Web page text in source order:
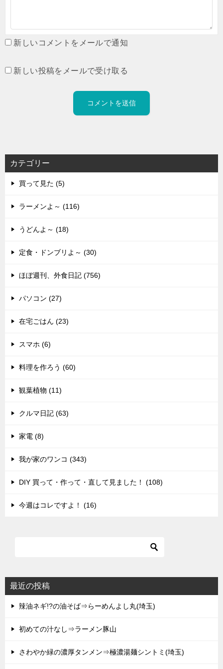
新しいコメントをメールで通知
新しい投稿をメールで受け取る
カテゴリー
買って見た (5)
ラーメンよ～ (116)
うどんよ～ (18)
定食・ドンブリよ～ (30)
ほぼ週刊、外食日記 (756)
パソコン (27)
在宅ごはん (23)
スマホ (6)
料理を作ろう (60)
観葉植物 (11)
クルマ日記 (63)
家電 (8)
我が家のワンコ (343)
DIY 買って・作って・直して見ました！ (108)
今週はコレですよ！ (16)
最近の投稿
辣油ネギ!?の油そば⇒らーめんよし丸(埼玉)
初めての汁なし⇒ラーメン豚山
さわやか緑の濃厚タンメン⇒極濃湯麺シントミ(埼玉)